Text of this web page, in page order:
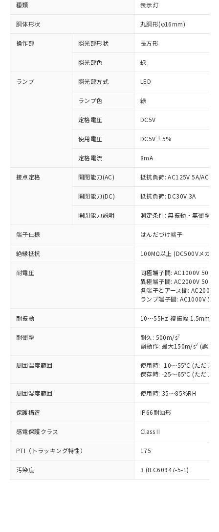
種類 表示灯
胴体形状 丸胴形(φ16mm)
操作部 照光部形状 長方形
照光部色 緑
ランプ 照光部方式 LED
ランプ色 緑
定格電圧 DC5V
使用電圧 DC5V±5%
定格電流 8mA
接点定格 開閉能力(AC) 抵抗負荷: AC125V 5A/
開閉能力(DC) 抵抗負荷: DC30V 3A
開閉能力説明 測定条件: 無振動・無衝撃
端子仕様 はんだづけ端子
絶縁抵抗 100MΩ以上 (DC500Vメガ)
耐電圧
同極端子間: AC1000V 50/
異極端子間: AC2000V 50/
各端子とアース間:
ランプ端子間: AC1000V
耐振動 10～55Hz 複振幅 1.5mm (
耐衝撃 耐久: 500m/s2
誤動作: 最大150m/s2 (誤動
周囲温度範囲
使用時: -10～55℃ (ただし
保存時: -25～65℃ (ただし
周囲湿度範囲 使用時: 35～85%RH
保護構造 IP66耐油形
感電保護クラス Class II
PTI（トラッキング特性） 175
汚染度 3 (IEC60947-5-1)
以下の条件をお読みいただき、同意のうえ
本サービスは、当社制御機器事業取扱
商品の当社在庫状況および標準価格
(税抜)を提供させていただくもので
当社制御機器事業取扱商品の中には、
本サービスの対象外となる商品もある
在庫状況および標準価格照会結果は、
記載している更新日時点での社内デー
タに基づき作成されるものであり、閲
覧された時点での実際の在庫および標
準価格とは異なる場合があることをご
了承ください。
正式な納期状況および標準価格はお客
様のお取引先、またはお客様担当のオ
※1 対応状況
対応済み：EU RoHS指令（10物質）の
非含有に対応した製品が提供可能な商品で
す。
対応予定：EU RoHS指令（10物質）の非含
有に対応した製品に切り替える予定のある
対応予定なし：EU RoHS指令（10物質）の
非含有に非対応の商品で、対応品を出す予
調査・確認中：EU RoHS指令（10物質）の
非含有の対応状況を調査中または確認中の
非該当品：ライセンス料など無形物で、有
害物質有無と関係のない商品です。
仕入先様の事情により、非含有部品として
いたものが、含有品と判明した場合などや
むを得ず変更することがあります。
*EU RoHS指令（10物質）：
鉛(Pb) 1000ppm以下、 水銀(Hg) 1000ppm以下、 カド
ミウム(Cd) 100ppm以下、
(PBDE) 1000ppm以下、フタル酸ビス(2-エチルヘキシ
ル) (DEHP)(別名：DOP) 1000ppm以下、フタル酸ブチ
ルベンジル（BBP） 1000ppm以下、フタル酸ジブチル
（DBP） 1000ppm以下、フタル酸ジイソブチル
「○」：最大均質材料含有率が中国RoHSの
基準値以下であることを示します。
「×」：最大均質材料含有率が中国RoHSの
基準値を超えていることを示します。
「－」：未確認です。当社販売部門へお問
Pb(鉛) :1000ppm、 Hg(水銀) : 1000ppm、 Cd(カドミウ
Cr(Ⅵ)(六価クロム) : 1000ppm、 PBBs(ポリ臭化ビフェ
ニル類) : 1000ppm、 PBDEs(ポリ臭化ジフェニルエーテ
DBP(フタル酸ジブチル) : 1000ppm、 DIBP(フタル酸ジ
為替および外国貿易法に定める商品
（以下｢規制貨物等」という）を輸出
または国外への提供する場合は、日本
国政府の輸出許可(または役務取引許
可)を取得するなどの必要な手続きを
とります。
当社は規制貨物を破棄する場合は、完
全に破砕するなど、違法に輸出されな
いよう必要な手段を講じます。
号
○ 一定数以上の在庫あり
△ 一定数には満たないが在庫あり